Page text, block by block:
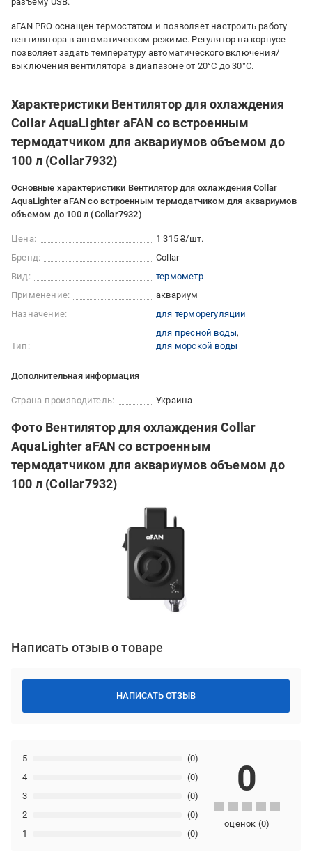
aFAN PRO оснащен термостатом и позволяет настроить работу
вентилятора в автоматическом режиме. Регулятор на корпусе
позволяет задать температуру автоматического включения/
выключения вентилятора в диапазоне от 20°С до 30°С.
Характеристики Вентилятор для охлаждения
Collar AquaLighter aFAN со встроенным
термодатчиком для аквариумов объемом до
100 л (Collar7932)
Основные характеристики Вентилятор для охлаждения Collar
AquaLighter aFAN со встроенным термодатчиком для аквариумов
объемом до 100 л (Collar7932)
Цена:
1 315 ₴/шт.
Бренд:
Collar
Вид:
термометр
Применение:
аквариум
Назначение:
для терморегуляции
Тип:
для пресной воды
для морской воды
Дополнительная информация
Страна-производитель: Украина
Фото Вентилятор для охлаждения Collar
AquaLighter aFAN со встроенным
термодатчиком для аквариумов объемом до
100 л (Collar7932)
Написать отзыв о товаре
НАПИСАТЬ ОТЗЫВ
1 (0)
2 (0)
3 (0)
4 (0)
5 (0)
0
оценок (0)